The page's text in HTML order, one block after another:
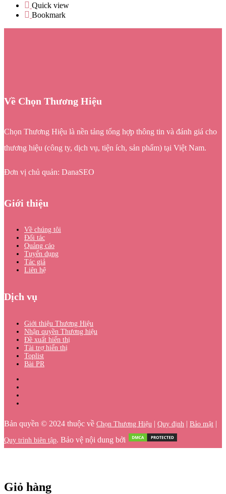
Quick view
Bookmark
Về Chọn Thương Hiệu
Chọn Thương Hiệu là nền tảng tổng hợp thông tin và đánh giá cho
thương hiệu (công ty, dịch vụ, tiện ích, sản phẩm) tại Việt Nam.
Đơn vị chủ quản: DanaSEO
Giới thiệu
Về chúng tôi
Đối tác
Quảng cáo
Tuyển dụng
Tác giả
Liên hệ
Dịch vụ
Giới thiệu Thương Hiệu
Nhận quyền Thương hiệu
Đề xuất hiển thị
Tài trợ hiển thị
Toplist
Bài PR
Bản quyền © 2024 thuộc về Chọn Thương Hiệu | Quy định | Bảo mật |
Quy trình biên tập. Bảo vệ nội dung bởi
Giỏ hàng